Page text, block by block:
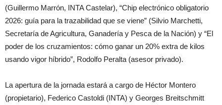
(Guillermo Marrón, INTA Castelar), “Chip electrónico obligatorio
2026: guía para la trazabilidad que se viene” (Silvio Marchetti,
Secretaría de Agricultura, Ganadería y Pesca de la Nación) y “El
poder de los cruzamientos: cómo ganar un 20% extra de kilos
usando vigor híbrido”, Rodolfo Peralta (asesor privado).
La apertura de la jornada estará a cargo de Héctor Montero
(propietario), Federico Castoldi (INTA) y Georges Breitschmitt